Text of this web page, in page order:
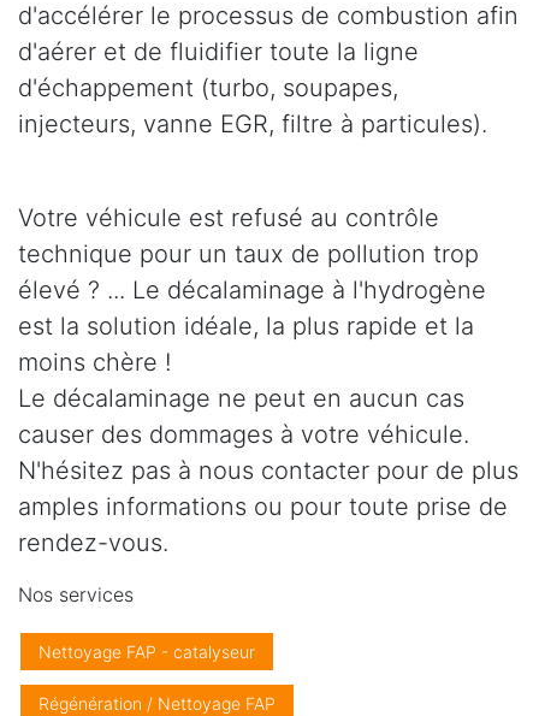
d'accélérer le processus de combustion afin
d'aérer et de fluidifier toute la ligne
d'échappement (turbo, soupapes,
injecteurs, vanne EGR, filtre à particules).
Votre véhicule est refusé au contrôle
technique pour un taux de pollution trop
élevé ? ... Le décalaminage à l'hydrogène
est la solution idéale, la plus rapide et la
moins chère !
Le décalaminage ne peut en aucun cas
causer des dommages à votre véhicule.
N'hésitez pas à nous contacter pour de plus
amples informations ou pour toute prise de
rendez-vous.
Nos services
Nettoyage FAP - catalyseur
Régénération / Nettoyage FAP